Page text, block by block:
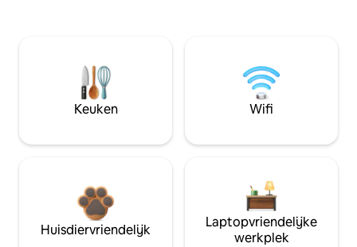
Keuken Wifi
Huisdiervriendelijk
Laptopvriendelijke
werkplek